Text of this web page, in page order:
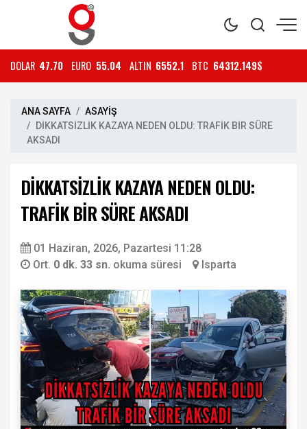
DOLAR 47.70 EURO 55.04 ALTIN 6552.1 BTC 64312.149$
ANA SAYFA
ASAYİŞ
DİKKATSİZLİK KAZAYA NEDEN OLDU: TRAFİK BİR SÜRE
AKSADI
DİKKATSİZLİK KAZAYA NEDEN OLDU:
TRAFİK BİR SÜRE AKSADI
01 Haziran, 2026, Pazartesi 11:28
Ort. 0 dk. 33 sn. okuma süresi Isparta